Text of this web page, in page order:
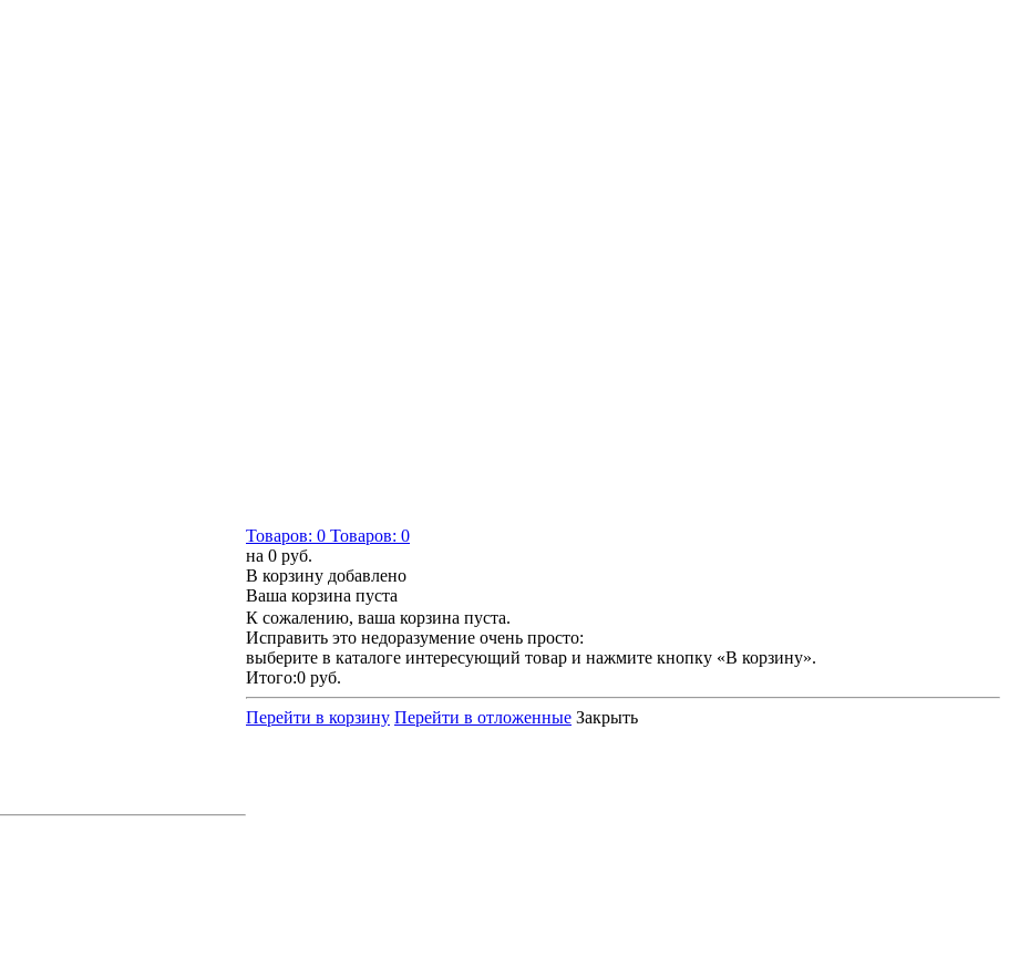
Товаров: 0 Товаров: 0
на 0 руб.
В корзину добавлено
Ваша корзина пуста
К сожалению, ваша корзина пуста.
Исправить это недоразумение очень просто:
выберите в каталоге интересующий товар и нажмите кнопку «В корзину».
Итого:0 руб.
Перейти в корзину Перейти в отложенные Закрыть